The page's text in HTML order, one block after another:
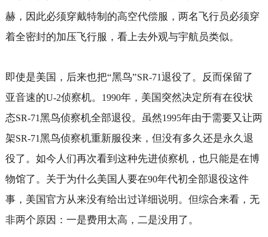
赫，因此必须穿戴特制的高空代偿服，两名飞行员必须穿
着全密封的加压飞行服，看上去外观与宇航员类似。
即使是美国，后来也把“黑鸟”SR-71退役了。反而保留了
亚音速的U-2侦察机。 1990年，美国突然决定所有在役状
态SR-71黑鸟侦察机全部退役。虽然1995年由于需要又让两
架SR-71黑鸟侦察机重新服役来，但没有多久还是永久退
役了。如今人们再次看到这种先进侦察机，也只能是在博
物馆了。关于为什么美国人要在90年代初全部退役这件
事，美国官方从来没有给出过详细说明。但综合来看，无
非两个原因：一是费用太高，二是没用了。